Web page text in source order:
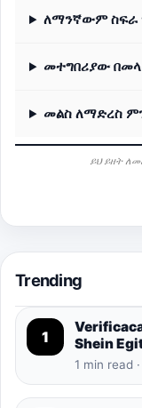
ለማንኛውም ስፍራ
መተግበሪያው
መልስ ለማድረስ
ይህ ይዘት
Trending
1
Shein
1 min read